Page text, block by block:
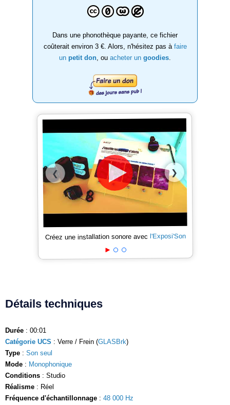
Dans une phonothèque payante, ce fichier
coûterait environ 3 €. Alors, n'hésitez pas à faire
un petit don , ou acheter un goodies
❮ ❯
Créez une installation sonore avec l'Exposi'Son
Détails techniques
Durée : 00:01
Catégorie UCS : Verre / Frein (GLASBrk)
Type : Son seul
Mode : Monophonique
Conditions : Studio
Réalisme : Réel
Fréquence d'échantillonnage : 48 000 Hz